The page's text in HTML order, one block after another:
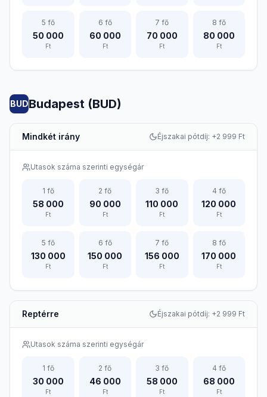
5 fő
50 000
Ft
6 fő
60 000
Ft
7 fő
70 000
Ft
8 fő
80 000
Ft
BUDBudapest (BUD)
Mindkét irány Éjszakai pótdíj: +2 999 Ft
Utasok száma szerinti egységár
1 fő
58 000
Ft
2 fő
90 000
Ft
3 fő
110 000
Ft
4 fő
120 000
Ft
5 fő
130 000
Ft
6 fő
150 000
Ft
7 fő
156 000
Ft
8 fő
170 000
Ft
Reptérre Éjszakai pótdíj: +2 999 Ft
Utasok száma szerinti egységár
1 fő
30 000
Ft
2 fő
46 000
Ft
3 fő
58 000
Ft
4 fő
68 000
Ft